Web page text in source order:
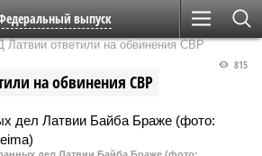
выпуск
ответили на обвинения СВР
на обвинения СВР
815